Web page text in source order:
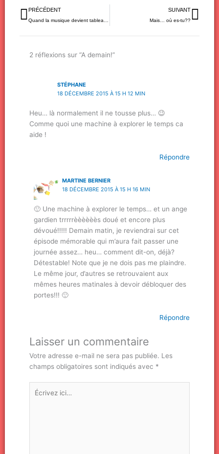
Précédent
PRÉCÉDENT SUIVANT
Mais… où es-tu??
2 réflexions sur “A demain!”
STÉPHANE
18 DÉCEMBRE 2015 À 15 H 12 MIN
Heu… là normalement il ne tousse plus… 😉
Comme quoi une machine à explorer le temps ca
aide !
Répondre
MARTINE BERNIER
18 DÉCEMBRE 2015 À 15 H 16 MIN
🙂 Une machine à explorer le temps… et un ange
gardien trrrrrèèèèèès doué et encore plus
dévoué!!!!! Demain matin, je reviendrai sur cet
épisode mémorable qui m’aura fait passer une
journée assez… heu… comment dit-on, déjà?
Détestable! Note que je ne dois pas me plaindre.
Le même jour, d’autres se retrouvaient aux
mêmes heures matinales à devoir débloquer des
portes!!! 🙂
Répondre
Laisser un commentaire
Votre adresse e-mail ne sera pas publiée. Les
champs obligatoires sont indiqués avec *
Écrivez
ici…